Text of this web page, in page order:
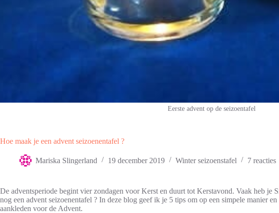
Eerste advent op de seizoentafel
Hoe maak je een advent seizoenentafel ?
Mariska Slingerland 19 december 2019 Winter seizoenstafel 7 reacties
De adventsperiode begint vier zondagen voor Kerst en duurt tot Kerstavond. Vaak heb je
nog een advent seizoenentafel ? In deze blog geef ik je 5 tips om op een simpele manier
aankleden voor de Advent.